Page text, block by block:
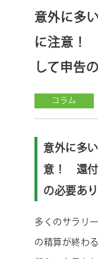
意外に多
に注意！
して申告
コラム
意外に多
意！ 還付
の必要あり
多くのサラリ
の精算が終わ